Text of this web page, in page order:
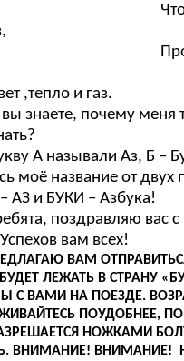
выше
дождь, и
,тепло и газ.
знаете, почему меня
А называли Аз, Б –
моё название от двух
АЗ и БУКИ – Азбука!
поздравляю вас
вам всех!
ВАМ
ЛЕЖАТЬ В СТРАНУ
С ВАМИ НА ПОЕЗДЕ.
ПОУДОБНЕЕ,
НОЖКАМИ
ВНИМАНИЕ! ВНИМАНИЕ!